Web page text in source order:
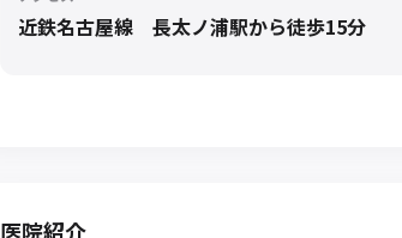
近鉄名古屋線 長太ノ浦駅から徒歩15分
医院紹介